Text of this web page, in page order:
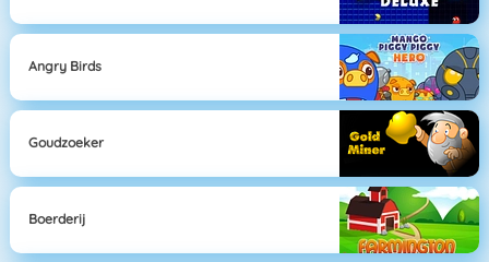
Angry Birds
Goudzoeker
Boerderij